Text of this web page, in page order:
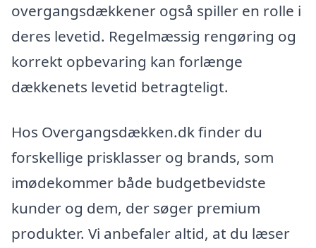
overgangsdækkener også spiller en rolle i
deres levetid. Regelmæssig rengøring og
korrekt opbevaring kan forlænge
dækkenets levetid betragteligt.
Hos Overgangsdækken.dk finder du
forskellige prisklasser og brands, som
imødekommer både budgetbevidste
kunder og dem, der søger premium
produkter. Vi anbefaler altid, at du læser